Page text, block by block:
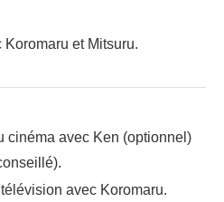
Koromaru et Mitsuru.
cinéma avec Ken (optionnel)
avec Koromaru.